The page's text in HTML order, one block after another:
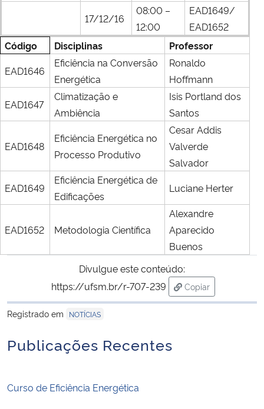
17/12/16
08:00 –
12:00
EAD1649/
EAD1652
Código
Disciplinas
Professor
EAD1646
Eficiência na Conversão
Energética
Ronaldo
Hoffmann
EAD1647
Climatização e
Ambiência
Isis Portland dos
Santos
EAD1648
Eficiência Energética no
Processo Produtivo
Cesar Addis
Valverde
Salvador
EAD1649
Eficiência Energética de
Edificações
Luciane Herter
EAD1652 Metodologia Científica
Alexandre
Aparecido
Buenos
Divulgue este conteúdo:
https://ufsm.br/r-707-239
Copiar
para área de
Registrado em
NOTÍCIAS
Publicações Recentes
Curso de Eficiência Energética